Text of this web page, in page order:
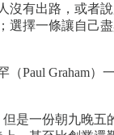
沒有出路，或者
選擇一條讓自己
（Paul Graham）
是一份朝九晚五